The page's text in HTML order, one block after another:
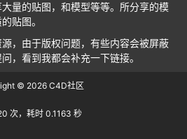
量的贴图，和模型等等。所分享的模
贴图。
，由于版权问题，有些内容会被屏蔽
，看到我都会补充一下链接。
© 2026 C4D社区
次，耗时 0.1163 秒